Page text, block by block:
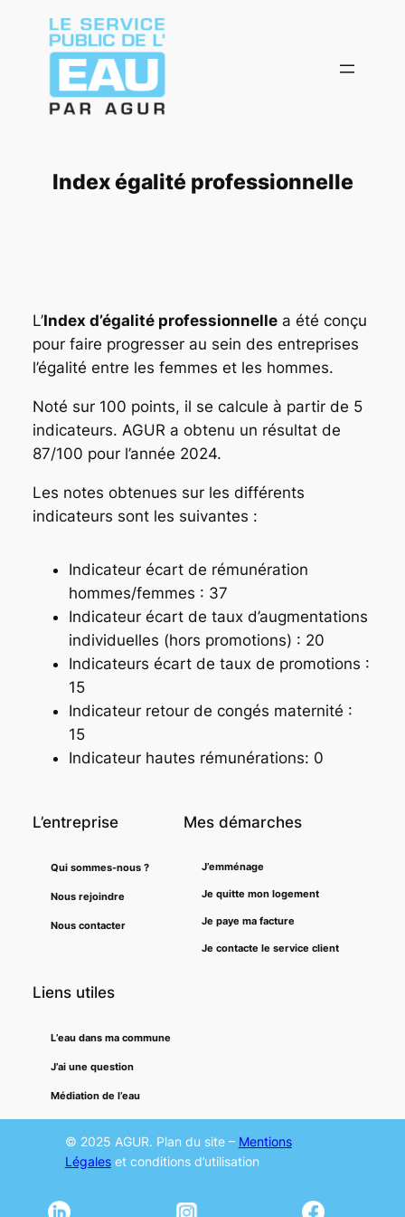
contenu
Index égalité professionnelle
L’Index d’égalité professionnellea été conçu
pour faire progresser au sein des entreprises
l’égalité entre les femmes et les hommes.
Noté sur 100 points, il se calcule à partir de 5
indicateurs. AGUR a obtenu un résultat de
87/100 pour l’année 2024.
Les notes obtenues sur les différents
indicateurs sont les suivantes :
Indicateur écart de rémunération
hommes/femmes : 37
Indicateur écart de taux d’augmentations
individuelles (hors promotions) : 20
Indicateurs écart de taux de promotions :
15
Indicateur retour de congés maternité :
15
Indicateur hautes rémunérations: 0
L’entreprise
Qui sommes-nous ?
Nous rejoindre
Nous contacter
Mes démarches
J’emménage
Je quitte mon logement
Je paye ma facture
Je contacte le service client
Liens utiles
L’eau dans ma commune
J’ai une question
Médiation de l’eau
© 2025 AGUR. Plan du site – Mentions
Légaleset conditions d’utilisation